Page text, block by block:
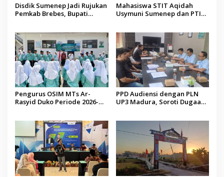
Disdik Sumenep Jadi Rujukan
Pemkab Brebes, Bupati
Mahasiswa STIT Aqidah
Usymuni Sumenep dan PTIQ
Pengurus OSIM MTs Ar-
Rasyid Duko Periode 2026-
PPD Audiensi dengan PLN
UP3 Madura, Soroti Dugaan